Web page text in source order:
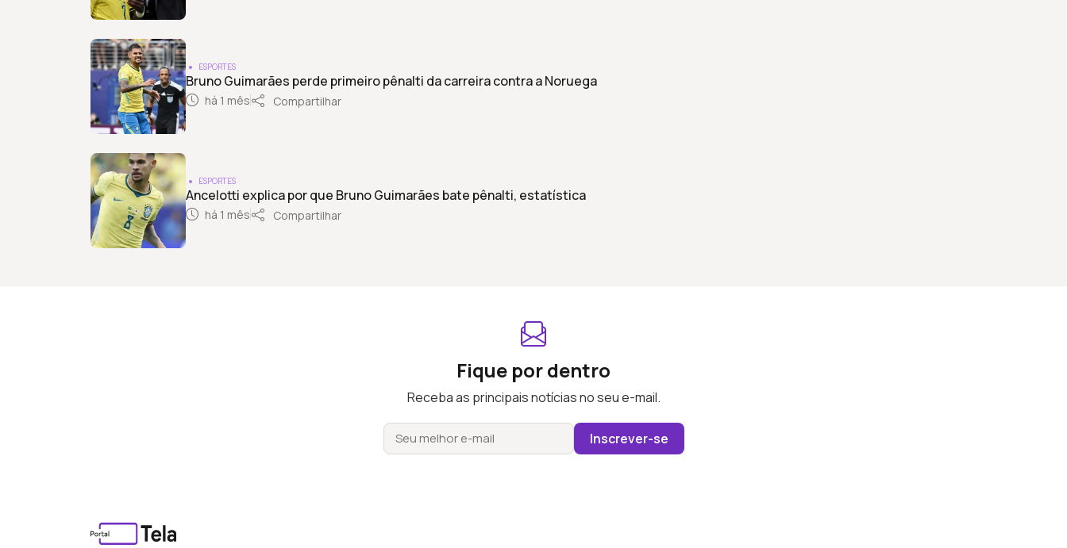
ESPORTES
Bruno Guimarães perde primeiro pênalti da carreira contra a Noruega
há 1 mês Compartilhar
ESPORTES
Ancelotti explica por que Bruno Guimarães bate pênalti, estatística
há 1 mês Compartilhar
Fique por dentro
Receba as principais notícias no seu e-mail.
Inscrever-se